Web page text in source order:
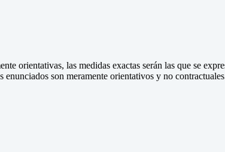
orientativas, las medidas exactas serán las que se
son meramente orientativos y no